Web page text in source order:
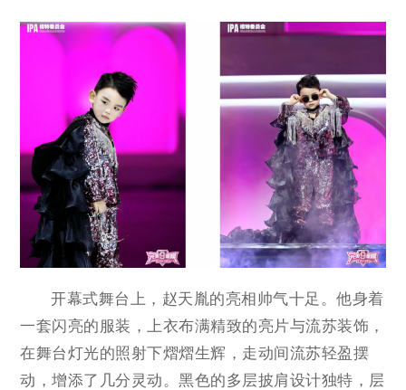
开幕式舞台上，赵天胤的亮相帅气十足。他身着
一套闪亮的服装，上衣布满精致的亮片与流苏装饰，
在舞台灯光的照射下熠熠生辉，走动间流苏轻盈摆
动，增添了几分灵动。黑色的多层披肩设计独特，层